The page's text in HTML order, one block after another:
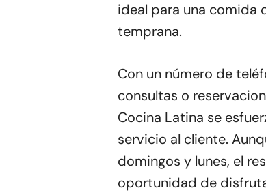
ideal para una comida
temprana.
Con un número de
consultas o
Cocina Latina se
servicio al cliente.
domingos y lunes, el
oportunidad de